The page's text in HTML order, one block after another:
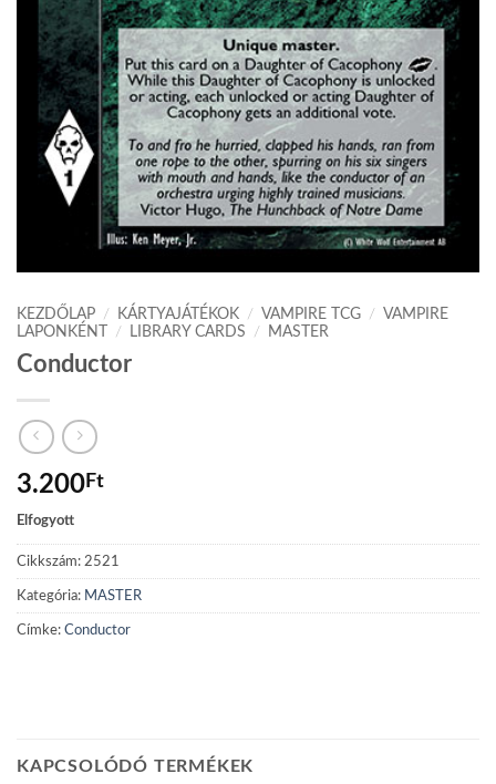
KEZDŐLAP / KÁRTYAJÁTÉKOK / VAMPIRE TCG /
VAMPIRE
LAPONKÉNT
/ LIBRARY CARDS / MASTER
Conductor
3.200Ft
Elfogyott
Cikkszám: 2521
Kategória: MASTER
Címke: Conductor
KAPCSOLÓDÓ TERMÉKEK